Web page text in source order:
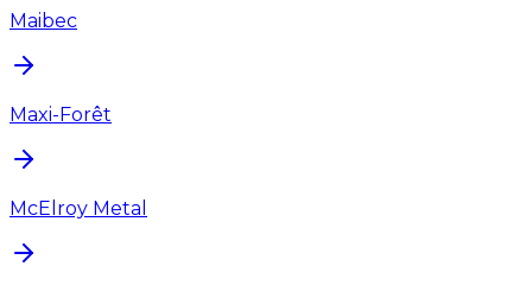
Maibec
Maxi-Forêt
McElroy Metal